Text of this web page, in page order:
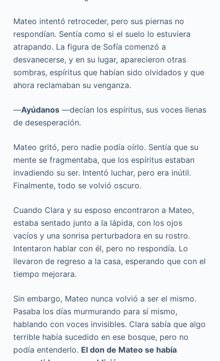
Mateo intentó retroceder, pero sus piernas no
respondían. Sentía como si el suelo lo estuviera
atrapando. La figura de Sofía comenzó a
desvanecerse, y en su lugar, aparecieron otras
sombras, espíritus que habían sido olvidados y que
ahora reclamaban su venganza.
—Ayúdanos—decían los espíritus, sus voces llenas
de desesperación.
Mateo gritó, pero nadie podía oírlo. Sentía que su
mente se fragmentaba, que los espíritus estaban
invadiendo su ser. Intentó luchar, pero era inútil.
Finalmente, todo se volvió oscuro.
Cuando Clara y su esposo encontraron a Mateo,
estaba sentado junto a la lápida, con los ojos
vacíos y una sonrisa perturbadora en su rostro.
Intentaron hablar con él, pero no respondía. Lo
llevaron de regreso a la casa, esperando que con el
tiempo mejorara.
Sin embargo, Mateo nunca volvió a ser el mismo.
Pasaba los días murmurando para sí mismo,
hablando con voces invisibles. Clara sabía que algo
terrible había sucedido en ese bosque, pero no
podía entenderlo. El don de Mateo se había